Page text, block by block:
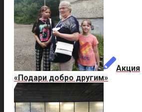
Акция
«Подари добро другим»